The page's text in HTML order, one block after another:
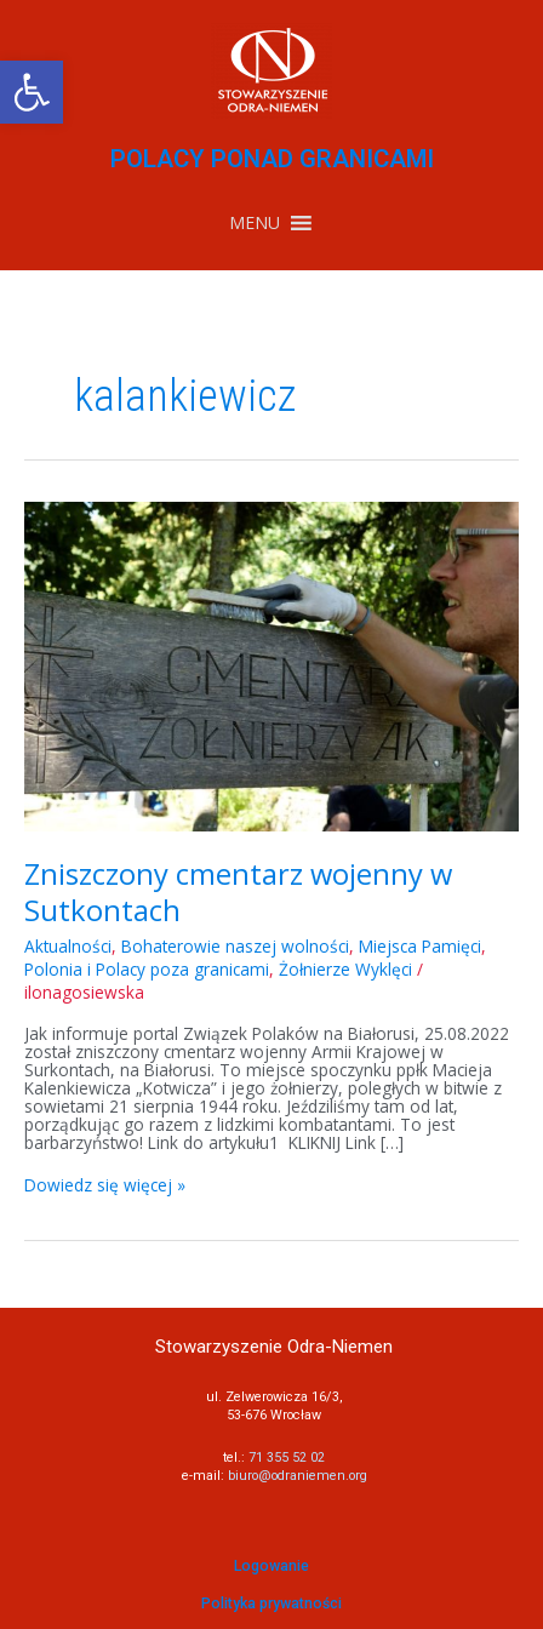
Otwórz pasek narzędzi
POLACY PONAD GRANICAMI
MENU
kalankiewicz
Zniszczony cmentarz wojenny w
Sutkontach
Aktualności, Bohaterowie naszej wolności, Miejsca Pamięci,
Polonia i Polacy poza granicami, Żołnierze Wyklęci /
ilonagosiewska
Jak informuje portal Związek Polaków na Białorusi, 25.08.2022
został zniszczony cmentarz wojenny Armii Krajowej w
Surkontach, na Białorusi. To miejsce spoczynku ppłk Macieja
Kalenkiewicza „Kotwicza” i jego żołnierzy, poległych w bitwie z
sowietami 21 sierpnia 1944 roku. Jeździliśmy tam od lat,
porządkując go razem z lidzkimi kombatantami. To jest
barbarzyństwo! Link do artykułu1 KLIKNIJ Link […]
Zniszczony
cmentarz
wojenny
w
Sutkontach
Dowiedz się więcej »
Stowarzyszenie Odra-Niemen
ul. Zelwerowicza 16/3,
53-676 Wrocław
tel.: 71 355 52 02
e-mail: biuro@odraniemen.org
Logowanie
Polityka prywatności